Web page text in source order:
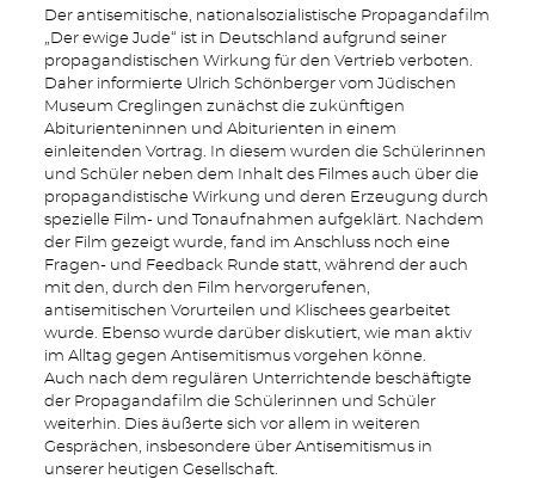
Der antisemitische, nationalsozialistische Propagandafilm
„Der ewige Jude“ ist in Deutschland aufgrund seiner
propagandistischen Wirkung für den Vertrieb verboten.
Daher informierte Ulrich Schönberger vom Jüdischen
Museum Creglingen zunächst die zukünftigen
Abiturienteninnen und Abiturienten in einem
einleitenden Vortrag. In diesem wurden die Schülerinnen
und Schüler neben dem Inhalt des Filmes auch über die
propagandistische Wirkung und deren Erzeugung durch
spezielle Film- und Tonaufnahmen aufgeklärt. Nachdem
der Film gezeigt wurde, fand im Anschluss noch eine
Fragen- und Feedback Runde statt, während der auch
mit den, durch den Film hervorgerufenen,
antisemitischen Vorurteilen und Klischees gearbeitet
wurde. Ebenso wurde darüber diskutiert, wie man aktiv
im Alltag gegen Antisemitismus vorgehen könne.
Auch nach dem regulären Unterrichtende beschäftigte
der Propagandafilm die Schülerinnen und Schüler
weiterhin. Dies äußerte sich vor allem in weiteren
Gesprächen, insbesondere über Antisemitismus in
unserer heutigen Gesellschaft.